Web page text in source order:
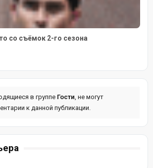
со съёмок 2-го сезона
в группе Гости, не могут
к данной публикации.